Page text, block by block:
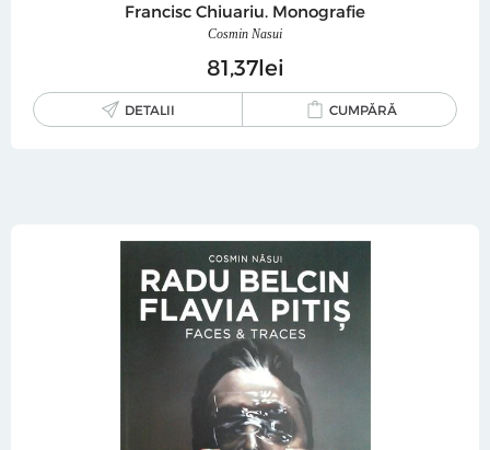
Francisc Chiuariu. Monografie
Cosmin Nasui
81 37lei
DETALII CUMPĂRĂ